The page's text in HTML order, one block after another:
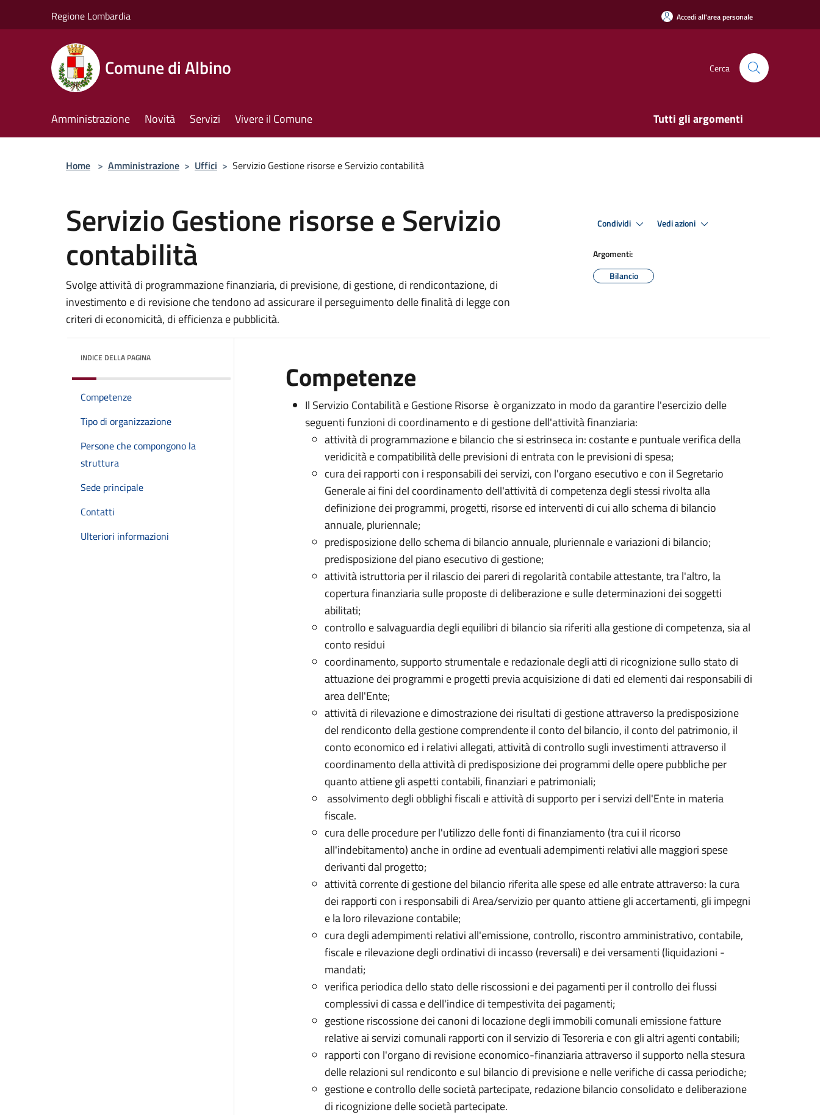
Regione Lombardia Accedi all'area personale
Comune di Albino Cerca
Amministrazione Novità Servizi Vivere il Comune Tutti gli argomenti
Home > Amministrazione > Uffici > Servizio Gestione risorse e Servizio contabilità
Servizio Gestione risorse e Servizio
contabilità
Svolge attività di programmazione finanziaria, di previsione, di gestione, di rendicontazione, di
investimento e di revisione che tendono ad assicurare il perseguimento delle finalità di legge con
criteri di economicità, di efficienza e pubblicità.
Condividi Vedi azioni
Argomenti:
Bilancio
INDICE DELLA PAGINA
Competenze
Tipo di organizzazione
Persone che compongono la
struttura
Sede principale
Contatti
Ulteriori informazioni
Competenze
Il Servizio Contabilità e Gestione Risorse è organizzato in modo da garantire l'esercizio delle
seguenti funzioni di coordinamento e di gestione dell'attività finanziaria:
attività di programmazione e bilancio che si estrinseca in: costante e puntuale verifica della
veridicità e compatibilità delle previsioni di entrata con le previsioni di spesa;
cura dei rapporti con i responsabili dei servizi, con l'organo esecutivo e con il Segretario
Generale ai fini del coordinamento dell'attività di competenza degli stessi rivolta alla
definizione dei programmi, progetti, risorse ed interventi di cui allo schema di bilancio
annuale, pluriennale;
predisposizione dello schema di bilancio annuale, pluriennale e variazioni di bilancio;
predisposizione del piano esecutivo di gestione;
attività istruttoria per il rilascio dei pareri di regolarità contabile attestante, tra l'altro, la
copertura finanziaria sulle proposte di deliberazione e sulle determinazioni dei soggetti
abilitati;
controllo e salvaguardia degli equilibri di bilancio sia riferiti alla gestione di competenza, sia al
conto residui
coordinamento, supporto strumentale e redazionale degli atti di ricognizione sullo stato di
attuazione dei programmi e progetti previa acquisizione di dati ed elementi dai responsabili di
area dell'Ente;
attività di rilevazione e dimostrazione dei risultati di gestione attraverso la predisposizione
del rendiconto della gestione comprendente il conto del bilancio, il conto del patrimonio, il
conto economico ed i relativi allegati, attività di controllo sugli investimenti attraverso il
coordinamento della attività di predisposizione dei programmi delle opere pubbliche per
quanto attiene gli aspetti contabili, finanziari e patrimoniali;
assolvimento degli obblighi fiscali e attività di supporto per i servizi dell'Ente in materia
fiscale.
cura delle procedure per l'utilizzo delle fonti di finanziamento (tra cui il ricorso
all'indebitamento) anche in ordine ad eventuali adempimenti relativi alle maggiori spese
derivanti dal progetto;
attività corrente di gestione del bilancio riferita alle spese ed alle entrate attraverso: la cura
dei rapporti con i responsabili di Area/servizio per quanto attiene gli accertamenti, gli impegni
e la loro rilevazione contabile;
cura degli adempimenti relativi all'emissione, controllo, riscontro amministrativo, contabile,
fiscale e rilevazione degli ordinativi di incasso (reversali) e dei versamenti (liquidazioni -
mandati;
verifica periodica dello stato delle riscossioni e dei pagamenti per il controllo dei flussi
complessivi di cassa e dell'indice di tempestivita dei pagamenti;
gestione riscossione dei canoni di locazione degli immobili comunali emissione fatture
relative ai servizi comunali rapporti con il servizio di Tesoreria e con gli altri agenti contabili;
rapporti con l'organo di revisione economico-finanziaria attraverso il supporto nella stesura
delle relazioni sul rendiconto e sul bilancio di previsione e nelle verifiche di cassa periodiche;
gestione e controllo delle società partecipate, redazione bilancio consolidato e deliberazione
di ricognizione delle società partecipate.